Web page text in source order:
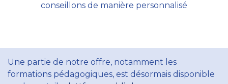
conseillons de manière personnalisé
Une partie de notre offre, notamment les
formations pédagogiques, est désormais disponible